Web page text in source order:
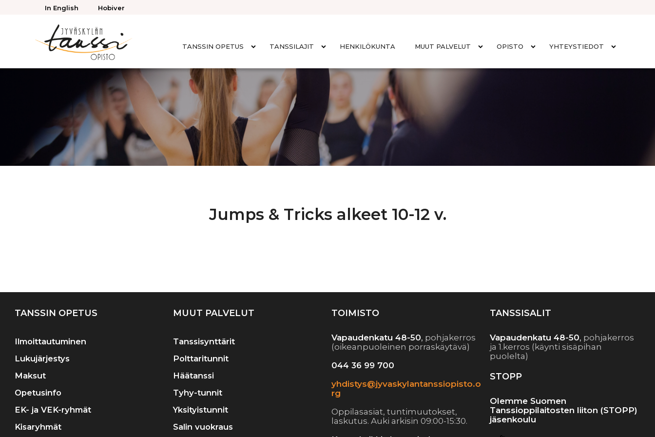
In English Hobiver
Jyväskylän
TANSSIN OPETUS TANSSILAJIT HENKILÖKUNTA MUUT PALVELUT OPISTO YHTEYSTIEDOT
Jumps & Tricks alkeet 10-12 v.
TANSSIN OPETUS
Ilmoittautuminen
Lukujärjestys
Maksut
Opetusinfo
EK- ja VEK-ryhmät
Kisaryhmät
MUUT PALVELUT
Tanssisynttärit
Polttaritunnit
Häätanssi
Tyhy-tunnit
Yksityistunnit
Salin vuokraus
TOIMISTO
Vapaudenkatu 48-50, pohjakerros
(oikeanpuoleinen porraskäytävä)
044 36 99 700
yhdistys@jyvaskylantanssiopisto.o
rg
Oppilasasiat, tuntimuutokset,
laskutus. Auki arkisin 09:00-15:30.
TANSSISALIT
Vapaudenkatu 48-50, pohjakerros
ja 1.kerros (käynti sisäpihan
puolelta)
STOPP
Olemme Suomen
Tanssioppilaitosten liiton (STOPP)
jäsenkoulu